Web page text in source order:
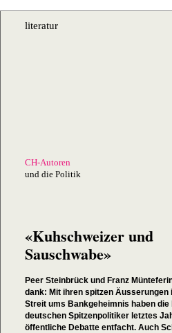
literatur
CH-Autoren
und die Politik
«Kuhschweizer und
Sauschwabe»
Peer Steinbrück und Franz
dank: Mit ihren spitzen Äusserungen
Streit ums Bankgeheimnis haben die
deutschen Spitzenpolitiker letztes
öffentliche Debatte entfacht. Auch